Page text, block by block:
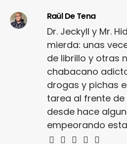
Raül De Tena
Dr. Jeckyll y Mr.
mierda: unas
de librillo y otras
chabacano
drogas y pichas
tarea al frente
desde hace
empeorando